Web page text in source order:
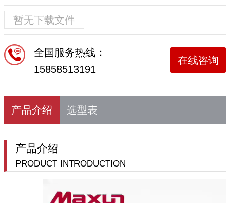
暂无下载文件
全国服务热线：
15858513191
在线咨询
产品介绍 选型表
产品介绍
PRODUCT INTRODUCTION